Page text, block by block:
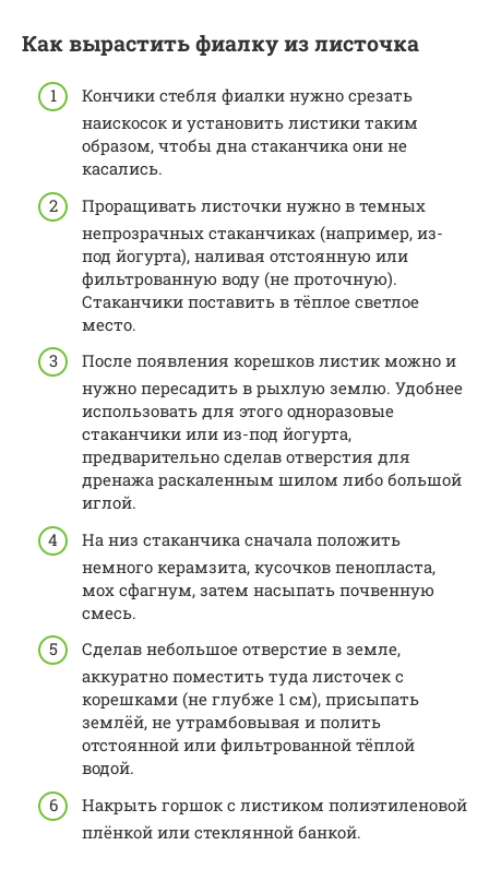
Как вырастить фиалку из листочка
Кончики стебля фиалки нужно срезать
наискосок и установить листики таким
образом, чтобы дна стаканчика они не
касались.
Проращивать листочки нужно в темных
непрозрачных стаканчиках (например, из-
под йогурта), наливая отстоянную или
фильтрованную воду (не проточную).
Стаканчики поставить в тёплое светлое
место.
После появления корешков листик можно и
нужно пересадить в рыхлую землю. Удобнее
использовать для этого одноразовые
стаканчики или из-под йогурта,
предварительно сделав отверстия для
дренажа раскаленным шилом либо большой
иглой.
На низ стаканчика сначала положить
немного керамзита, кусочков пенопласта,
мох сфагнум, затем насыпать почвенную
смесь.
Сделав небольшое отверстие в земле,
аккуратно поместить туда листочек с
корешками (не глубже 1 см), присыпать
землёй, не утрамбовывая и полить
отстоянной или фильтрованной тёплой
водой.
Накрыть горшок с листиком полиэтиленовой
плёнкой или стеклянной банкой.